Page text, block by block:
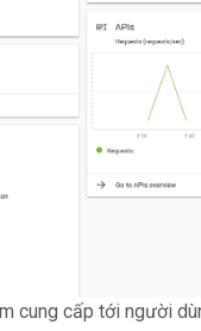
cung cấp tới người